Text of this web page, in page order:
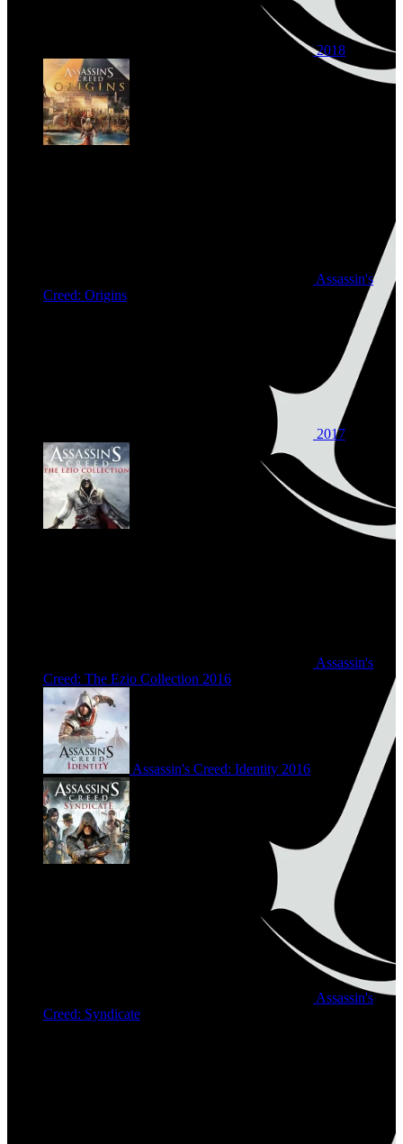
2018
Assassin's
Creed: Origins
2017
Assassin's
Creed: The Ezio Collection 2016
Assassin's Creed: Identity 2016
Assassin's
Creed: Syndicate